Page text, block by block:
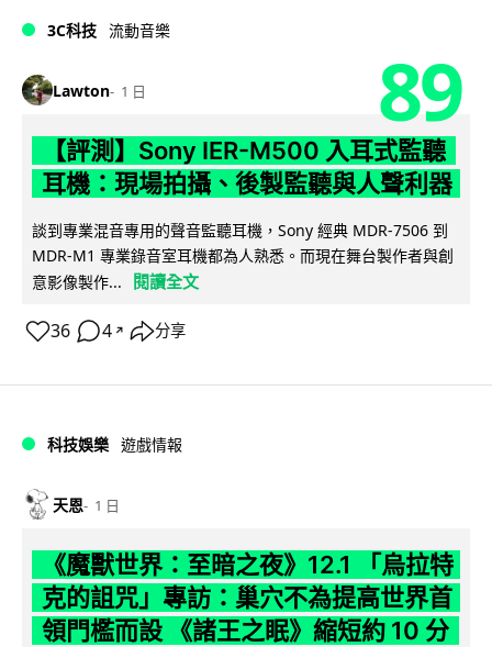
3C科技 流動音樂
Lawton 1 日 89
【評測】Sony IER-M500 入耳式監聽
耳機：現場拍攝、後製監聽與人聲利器
談到專業混音專用的聲音監聽耳機，Sony 經典 MDR-7506 到
MDR-M1 專業錄音室耳機都為人熟悉。而現在舞台製作者與創
意影像製作...
閱讀全文
36 4 ↗ 分享
科技娛樂 遊戲情報
天恩 1 日
《魔獸世界：至暗之夜》12.1 「烏拉特
克的詛咒」專訪：巢穴不為提高世界首
領門檻而設 《諸王之眠》縮短約 10 分